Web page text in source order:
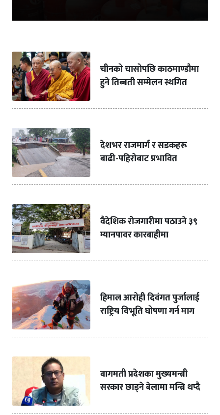
चीनको चासोपछि काठमाण्डौमा
हुने तिब्बती सम्मेलन स्थगित
देशभर राजमार्ग र सडकहरू
बाढी-पहिरोबाट प्रभावित
वैदेशिक रोजगारीमा पठाउने ३९
म्यानपावर कारबाहीमा
हिमाल आरोही दिवंगत पुर्जालाई
राष्ट्रिय विभूति घोषणा गर्न माग
बागमती प्रदेशका मुख्यमन्त्री
सरकार छाड्ने बेलामा मन्त्रि थप्दै